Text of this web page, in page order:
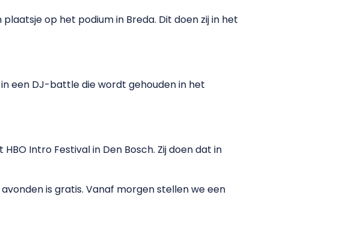
op het podium in Breda. Dit doen zij in het
een DJ-battle die wordt gehouden in het
Intro Festival in Den Bosch. Zij doen dat in
is gratis. Vanaf morgen stellen we een